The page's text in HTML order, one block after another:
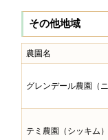
その他地域
農園名
グレンデール農園（ニ
テミ農園（シッキム）